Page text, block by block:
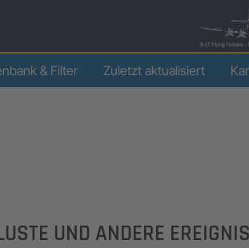
& Filter Zuletzt aktualisiert
UND ANDERE